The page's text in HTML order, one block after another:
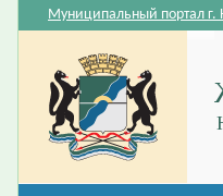
Муниципальный портал г.